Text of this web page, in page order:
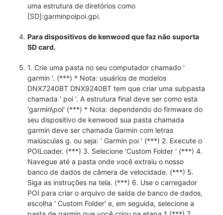
uma estrutura de diretórios como
[SD]:garminpoipoi.gpi.
Para dispositivos de kenwood que faz não suporta
SD card.
1. Crie uma pasta no seu computador chamado '
garmin '. (***) * Nota: usuários de modelos
DNX7240BT DNX9240BT tem que criar uma subpasta
chamada ' poi '. A estrutura final deve ser como esta
'garmin\poi' (***) * Nota: dependendo do firmware do
seu dispositivo de kenwood sua pasta chamada
garmin deve ser chamada Garmin com letras
maiúsculas g. ou seja: ' Garmin poi ' (***) 2. Execute o
POILoader. (***) 3. Selecione 'Custom Folder ' (***) 4.
Navegue até a pasta onde você extraiu o nosso
banco de dados de câmera de velocidade. (***) 5.
Siga as instruções na tela. (***) 6. Use o carregador
POI para criar o arquivo de saída de banco de dados,
escolha ' Custom Folder' e, em seguida, selecione a